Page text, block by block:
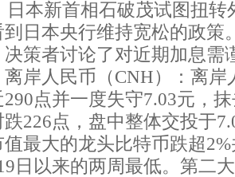
日本新首相石破茂试图扭转
日本央行维持宽松的政策
策者讨论了对近期加息需
岸人民币（CNH）：离岸
点并一度失守7.03元，
226点，盘中整体交投于
最大的龙头比特币跌超
日以来的两周最低。第二